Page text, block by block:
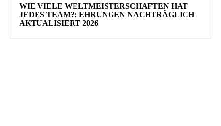
WIE VIELE WELTMEISTERSCHAFTEN HAT
JEDES TEAM?: EHRUNGEN NACHTRÄGLICH
AKTUALISIERT 2026